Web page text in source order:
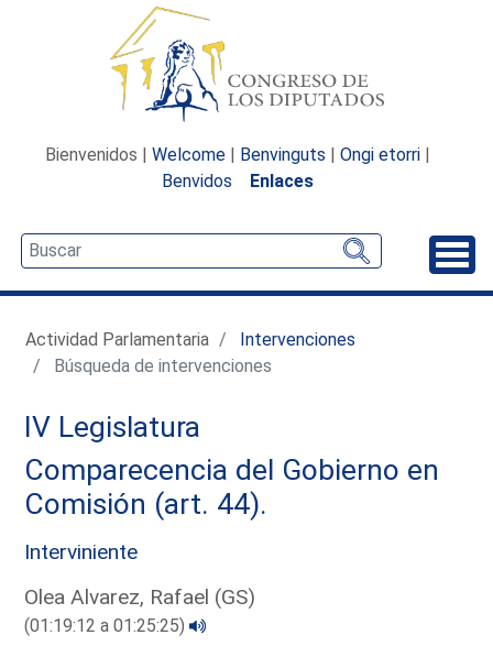
Bienvenidos | Welcome | Benvinguts | Ongi etorri |
Benvidos
Enlaces
Actividad Parlamentaria
Intervenciones
Búsqueda de intervenciones
IV Legislatura
Comparecencia del Gobierno en
Comisión (art. 44).
Interviniente
Olea Alvarez, Rafael (GS)
(01:19:12 a 01:25:25)